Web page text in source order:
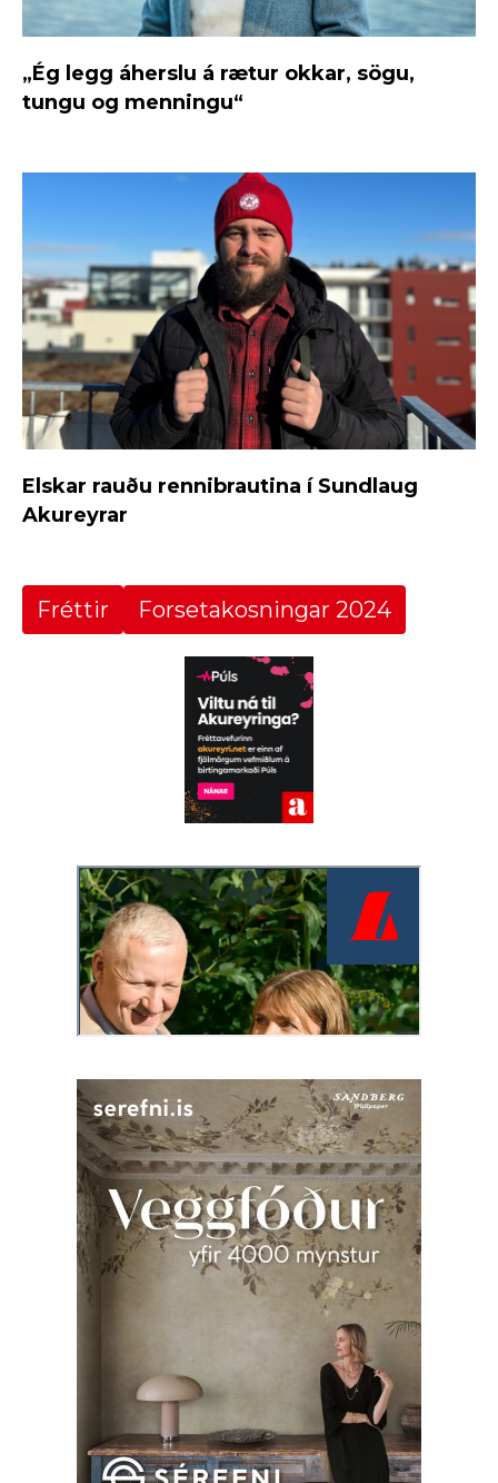
„Ég legg áherslu á rætur okkar, sögu,
tungu og menningu“
Elskar rauðu rennibrautina í Sundlaug
Akureyrar
Fréttir Forsetakosningar 2024